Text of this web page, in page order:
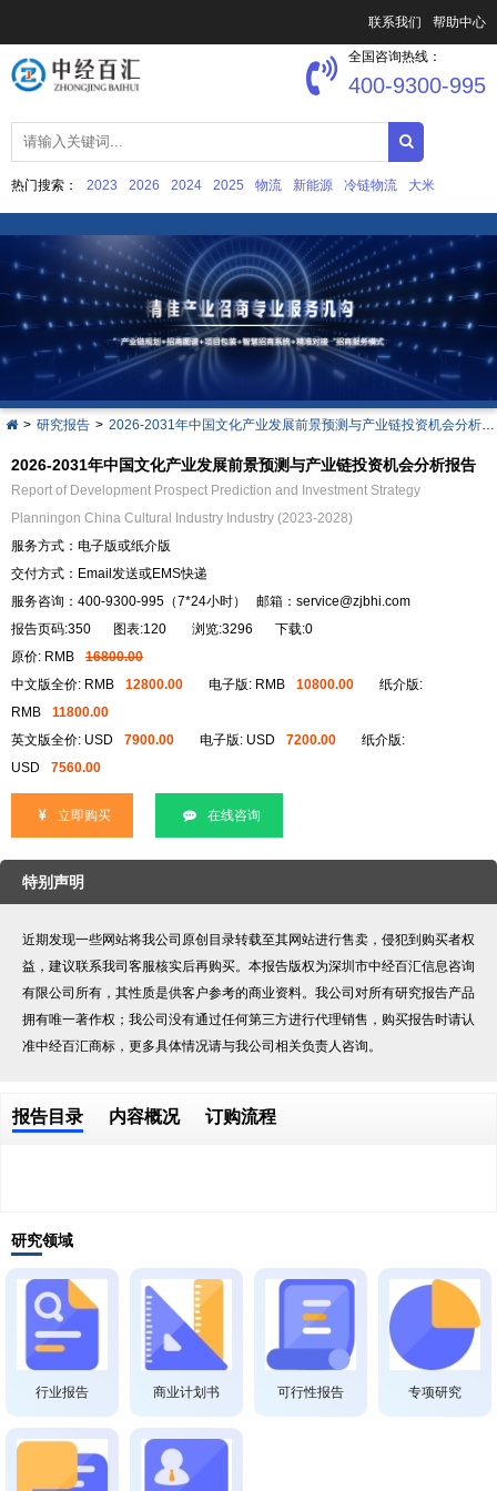
联系我们 帮助中心
热门搜索： 2023 2026 2024 2025 物流 新能源 冷链物流 大米
全国咨询热线：
400-9300-995
> 研究报告 > 2026-2031年中国文化产业发展前景预测与产业链投资机会分析报告
2026-2031年中国文化产业发展前景预测与产业链投资机会分析报告
Report of Development Prospect Prediction and Investment Strategy
Planningon China Cultural Industry Industry (2023-2028)
服务方式：电子版或纸介版
交付方式：Email发送或EMS快递
服务咨询：400-9300-995（7*24小时） 邮箱：service@zjbhi.com
报告页码:350
图表:120 浏览:3296
下载:0
原价: RMB
16800.00
中文版全价: RMB
12800.00 电子版: RMB 10800.00
纸介版:
RMB
11800.00
英文版全价: USD
7900.00 电子版: USD 7200.00
纸介版:
USD
7560.00
立即购买 在线咨询
特别声明
近期发现一些网站将我公司原创目录转载至其网站进行售卖，侵犯到购买者权
益，建议联系我司客服核实后再购买。本报告版权为深圳市中经百汇信息咨询
有限公司所有，其性质是供客户参考的商业资料。我公司对所有研究报告产品
拥有唯一著作权；我公司没有通过任何第三方进行代理销售，购买报告时请认
准中经百汇商标，更多具体情况请与我公司相关负责人咨询。
报告目录 内容概况 订购流程
研究领域
行业报告 商业计划书 可行性报告 专项研究